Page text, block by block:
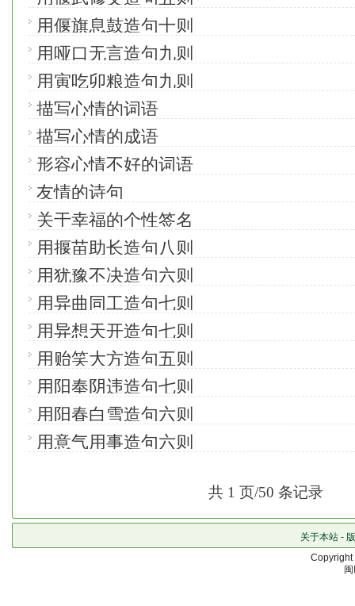
用偃旗息鼓造句十则
用哑口无言造句九则
用寅吃卯粮造句九则
描写心情的词语
描写心情的成语
形容心情不好的词语
友情的诗句
关于幸福的个性签名
用揠苗助长造句八则
用犹豫不决造句六则
用异曲同工造句七则
用异想天开造句七则
用贻笑大方造句五则
用阳奉阴违造句七则
用阳春白雪造句六则
用意气用事造句六则
共 1 页/50 条记录
关于本站-
Copyright